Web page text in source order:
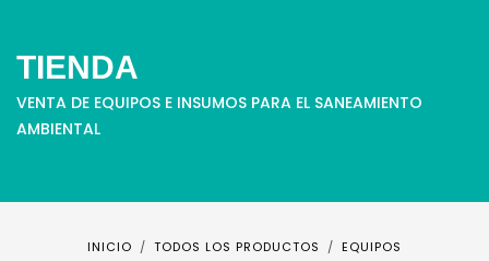
TIENDA
VENTA DE EQUIPOS E INSUMOS PARA EL SANEAMIENTO
AMBIENTAL
INICIO TODOS LOS PRODUCTOS
EQUIPOS